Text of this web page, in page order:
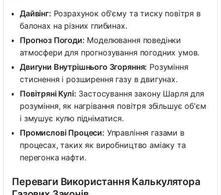
Дайвінг: Розрахунок об'єму та тиску повітря в
балонах на різних глибинах.
Прогноз Погоди: Моделювання поведінки
атмосфери для прогнозування погодних умов.
Двигуни Внутрішнього Згоряння: Розуміння
стиснення і розширення газу в двигунах.
Повітряні Кулі: Застосування закону Шарля для
розуміння, як нагрівання повітря збільшує об'єм
і змушує кулю підніматися.
Промислові Процеси: Управління газами в
процесах, таких як виробництво аміаку та
перегонка нафти.
Переваги Використання Калькулятора